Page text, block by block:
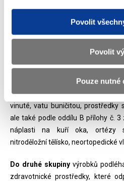
Povolit
Povolit
Pouze nutné
a pro výlučnou osobní potřebu
například o přístrojovou a
CT, magnetická rezonance,
zařízení určené k vyšetření a
zdravotním postižením, ale
jednotlivých osob. Dále do
podle oddílu C přílohy č. 3 zákona
vinuté, vatu buničitou, prostředky
ale také podle oddílu B přílohy č. 3
náplasti na kuří oka, ortézy
nitroděložní tělísko, neortopedické
Do druhé skupinyvýrobků
zdravotnické prostředky, které